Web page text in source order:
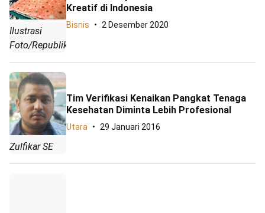
Ilustrasi
Foto/Republika
Kreatif di Indonesia
Bisnis 2 Desember 2020
Zulfikar SE
Tim Verifikasi Kenaikan Pangkat Tenaga
Kesehatan Diminta Lebih Profesional
Utara 29 Januari 2016